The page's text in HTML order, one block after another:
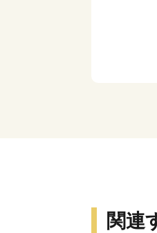
関連